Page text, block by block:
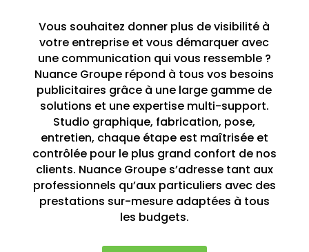
Vous souhaitez donner plus de visibilité à
votre entreprise et vous démarquer avec
une communication qui vous ressemble ?
Nuance Groupe répond à tous vos besoins
publicitaires grâce à une large gamme de
solutions et une expertise multi-support.
Studio graphique, fabrication, pose,
entretien, chaque étape est maîtrisée et
contrôlée pour le plus grand confort de nos
clients. Nuance Groupe s’adresse tant aux
professionnels qu’aux particuliers avec des
prestations sur-mesure adaptées à tous
les budgets.